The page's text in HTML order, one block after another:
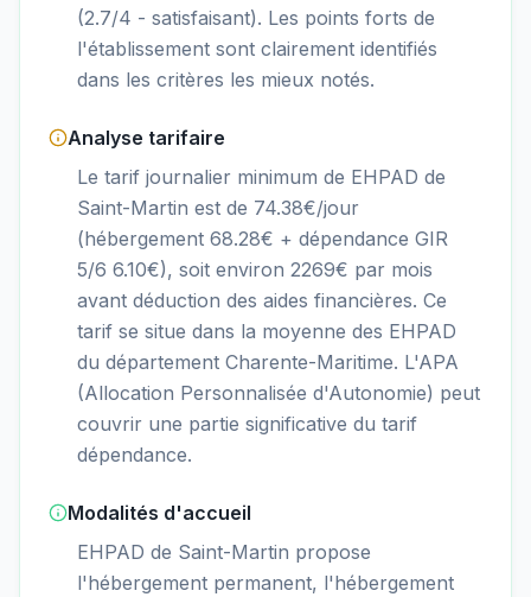
(2.7/4 - satisfaisant). Les points forts de
l'établissement sont clairement identifiés
dans les critères les mieux notés.
Analyse tarifaire
Le tarif journalier minimum de EHPAD de
Saint-Martin est de 74.38€/jour
(hébergement 68.28€ + dépendance GIR
5/6 6.10€), soit environ 2269€ par mois
avant déduction des aides financières. Ce
tarif se situe dans la moyenne des EHPAD
du département Charente-Maritime. L'APA
(Allocation Personnalisée d'Autonomie) peut
couvrir une partie significative du tarif
dépendance.
Modalités d'accueil
EHPAD de Saint-Martin propose
l'hébergement permanent, l'hébergement